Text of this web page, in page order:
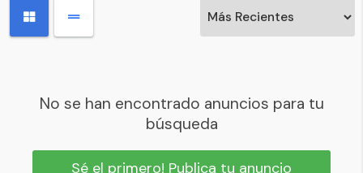
No se han encontrado anuncios para tu
búsqueda
Sé el primero! Publica tu anuncio